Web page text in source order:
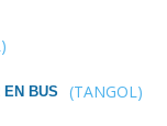
BUS (TANGOL)